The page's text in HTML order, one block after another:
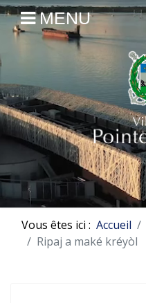
MENU
Vous êtes ici : Accueil
Ripaj a maké kréyòl